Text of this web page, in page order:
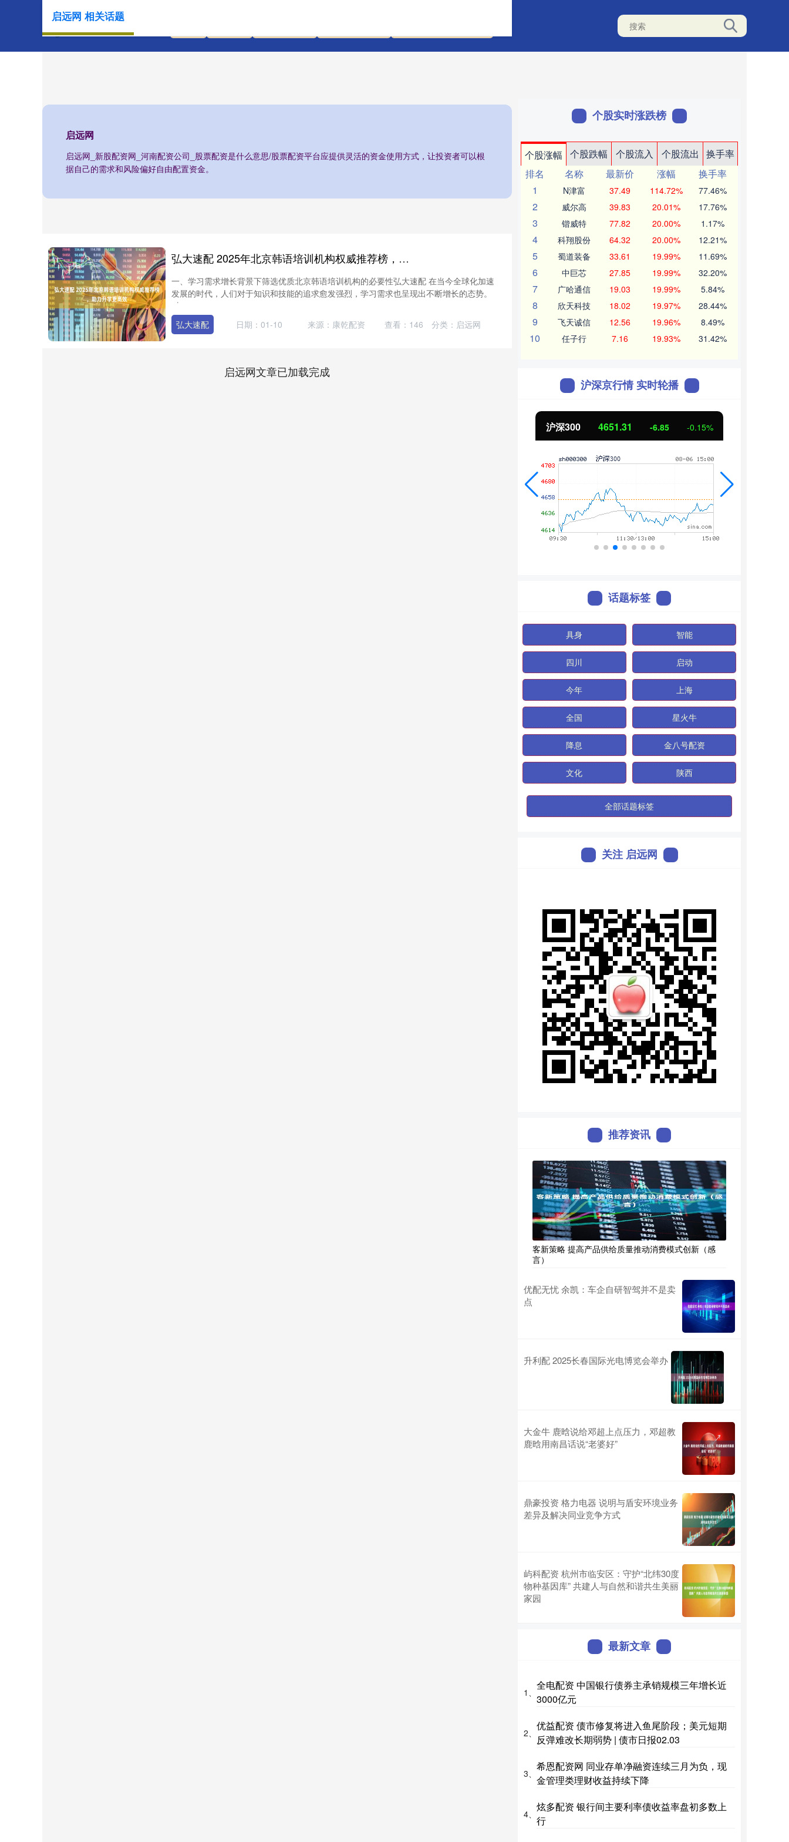
启远网
启远网_新股配资网_河南配资公司_股票配资是什么意思/股票配资平台应提供灵活的资金使用方式，让投资者可以根
据自己的需求和风险偏好自由配置资金。
启远网 相关话题
弘大速配 2025年北京韩语培训机构权威推荐榜，助力升学更高效
一、学习需求增长背景下筛选优质北京韩语培训机构的必要性弘大速配 在当今全球化加速
发展的时代，人们对于知识和技能的追求愈发强烈，学习需求也呈现出不断增长的态势。
对....
弘大速配
日期：01-10 来源：康乾配资 查看： 146 分类： 启远网
启远网文章已加载完成
个股实时涨跌榜
个股涨幅 个股跌幅 个股流入 个股流出
换手率
排名
名称 最新价 涨幅
换手率
1
N津富 37.49 114.72% 77.46%
2 威尔高 39.83 20.01% 17.76%
3 锴威特 77.82 20.00% 1.17%
4 科翔股份 64.32 20.00% 12.21%
5 蜀道装备 33.61 19.99% 11.69%
6 中巨芯 27.85 19.99% 32.20%
7 广哈通信 19.03 19.99% 5.84%
8 欣天科技 18.02 19.97% 28.44%
9 飞天诚信 12.56 19.96% 8.49%
10 任子行 7.16 19.93% 31.42%
沪深京行情 实时轮播
北证50 1122.88 3.42 0.30%
话题标签
具身 智能
四川 启动
今年 上海
全国 星火牛
降息 金八号配资
文化 陕西
全部话题标签
关注 启远网
推荐资讯
客新策略 提高产品供给质量推动消费模式创新（感
言）
优配无忧 余凯：车企自研智驾并不是卖
点
升利配 2025长春国际光电博览会举办
大金牛 鹿晗说给邓超上点压力，邓超教
鹿晗用南昌话说“老婆好”
鼎豪投资 格力电器 说明与盾安环境业务
差异及解决同业竞争方式
屿科配资 杭州市临安区：守护“北纬30度
物种基因库” 共建人与自然和谐共生美丽
家园
最新文章
1、
全电配资 中国银行债券主承销规模三年增长近
3000亿元
2、
优益配资 债市修复将进入鱼尾阶段；美元短期
反弹难改长期弱势 | 债市日报02.03
3、
希恩配资网 同业存单净融资连续三月为负，现
金管理类理财收益持续下降
4、
炫多配资 银行间主要利率债收益率盘初多数上
行